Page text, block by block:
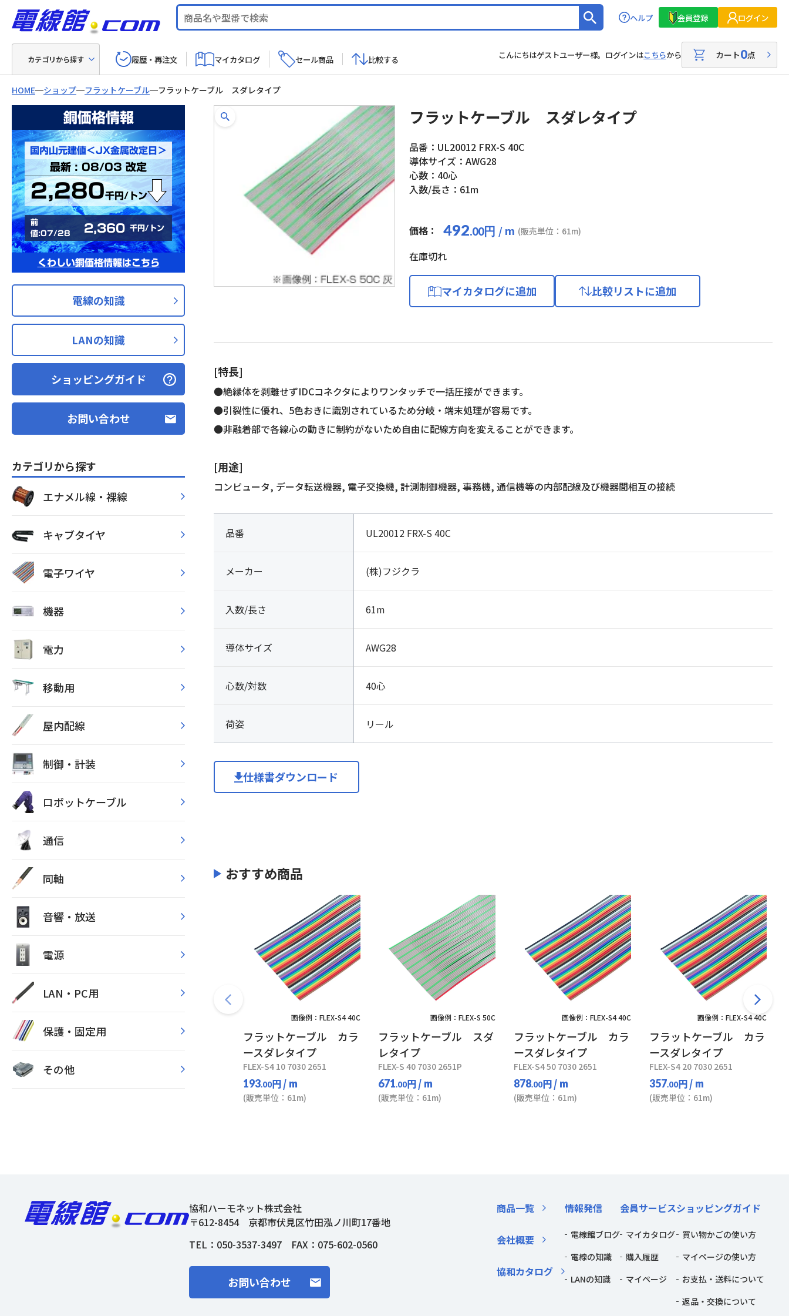
ヘルプ 会員登録 ログイン
カテゴリから探す 履歴・再注文 マイカタログ セール商品 比較する こんにちはゲストユーザー様。ログインはこちらから カート0点
HOME ショップ フラットケーブル フラットケーブル スダレタイプ
銅価格情報
国内山元建値＜JX金属改定日＞
最新 : 08/03 改定
2,280千円/トン
前
値:07/28
2,360 千円/トン
くわしい銅価格情報はこちら
電線の知識
LANの知識
ショッピングガイド
お問い合わせ
カテゴリから探す
エナメル線・裸線
キャブタイヤ
電子ワイヤ
機器
電力
移動用
屋内配線
制御・計装
ロボットケーブル
通信
同軸
音響・放送
電源
LAN・PC用
保護・固定用
その他
フラットケーブル スダレタイプ
品番：UL20012 FRX-S 40C
導体サイズ：AWG28
心数：40心
入数/長さ：61m
価格： 492.00円 / m (販売単位：61m)
在庫切れ
マイカタログに追加 比較リストに追加
[特長]
●絶縁体を剥離せずIDCコネクタによりワンタッチで一括圧接ができます。
●引裂性に優れ、5色おきに識別されているため分岐・端末処理が容易です。
●非融着部で各線心の動きに制約がないため自由に配線方向を変えることができます。
[用途]
コンピュータ, データ転送機器, 電子交換機, 計測制御機器, 事務機, 通信機等の内部配線及び機器間相互の接続
品番 UL20012 FRX-S 40C
メーカー (株)フジクラ
入数/長さ 61m
導体サイズ AWG28
心数/対数 40心
荷姿 リール
仕様書ダウンロード
おすすめ商品
画像例：FLEX-S4 40C
フラットケーブル カラ
ースダレタイプ
FLEX-S4 10 7030 2651
193.00円/ m
(販売単位：61m)
画像例：FLEX-S 50C
フラットケーブル スダ
レタイプ
FLEX-S 40 7030 2651P
671.00円/ m
(販売単位：61m)
画像例：FLEX-S4 40C
フラットケーブル カラ
ースダレタイプ
FLEX-S4 50 7030 2651
878.00円/ m
(販売単位：61m)
画像例：FLEX-S4 40C
フラットケーブル カラ
ースダレタイプ
FLEX-S4 20 7030 2651
357.00円/ m
(販売単位：61m)
協和ハーモネット株式会社
〒612-8454 京都市伏見区竹田泓ノ川町17番地
TEL： 050-3537-3497 FAX：075-602-0560
お問い合わせ
商品一覧
会社概要
協和カタログ
情報発信
電線館ブログ
電線の知識
LANの知識
会員サービス
マイカタログ
購入履歴
マイページ
ショッピングガイド
買い物かごの使い方
マイページの使い方
お支払・送料について
返品・交換について